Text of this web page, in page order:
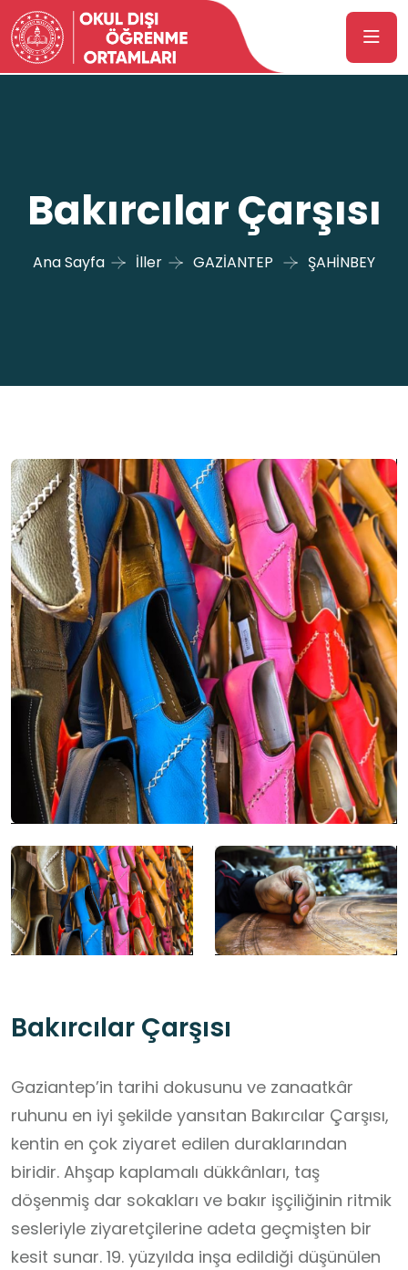
Bakırcılar Çarşısı
Ana Sayfa İller GAZİANTEP ŞAHİNBEY
Bakırcılar Çarşısı
Gaziantep’in tarihi dokusunu ve zanaatkâr
ruhunu en iyi şekilde yansıtan Bakırcılar Çarşısı,
kentin en çok ziyaret edilen duraklarından
biridir. Ahşap kaplamalı dükkânları, taş
döşenmiş dar sokakları ve bakır işçiliğinin ritmik
sesleriyle ziyaretçilerine adeta geçmişten bir
kesit sunar. 19. yüzyılda inşa edildiği düşünülen